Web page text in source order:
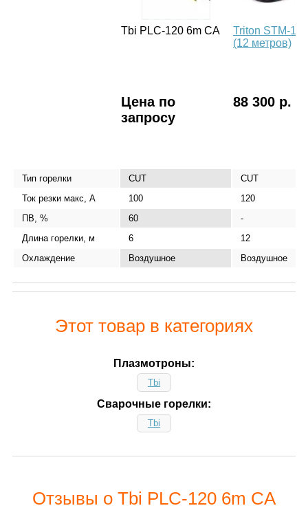
Tbi PLC-120 6m CA
Triton STM-120
(12 метров)
Цена по
запросу
88 300 р.
Тип горелки CUT
CUT
Ток резки макс, А
100
120
ПВ, %
60
-
Длина горелки, м
6
12
Охлаждение
Воздушное Воздушное
Этот товар в категориях
Плазмотроны:
Tbi
Сварочные горелки:
Tbi
Отзывы о Tbi PLC-120 6m CA